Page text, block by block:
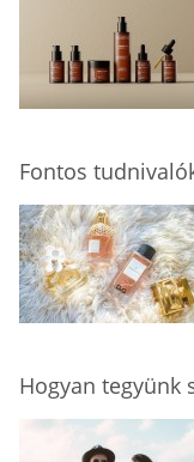
Fontos
Hogyan tegyünk